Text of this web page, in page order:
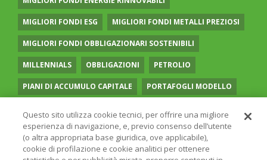
MIGLIORI FONDI ESG MIGLIORI FONDI METALLI PREZIOSI
MIGLIORI FONDI OBBLIGAZIONARI SOSTENIBILI
MILLENNIALS OBBLIGAZIONI PETROLIO
PIANI DI ACCUMULO CAPITALE PORTAFOGLI MODELLO
RISPARMIO GESTITO SOCIAL MEDIA STILE VALUE
TASSI UGUAGLIANZA DI GENERE VOLATILITÀ
Questo sito utilizza cookie tecnici, per offrire una migliore
esperienza di navigazione, e, previo consenso dell’utente
(o altra appropriata base giuridica, ove applicabile),
cookie di profilazione e cookie analitici per ottenere